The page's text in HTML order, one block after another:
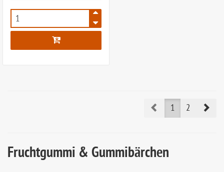
7906
Prev1 2
Fruchtgummi & Gummibärchen